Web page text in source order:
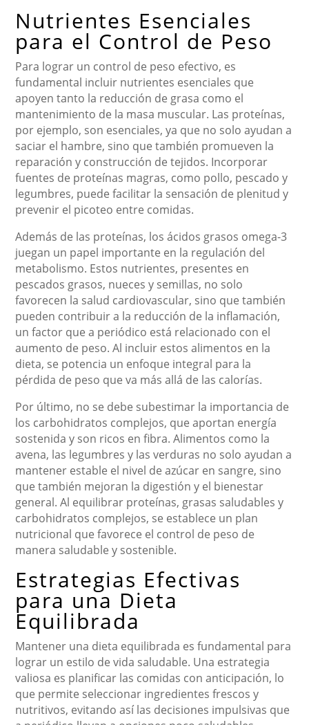
Nutrientes Esenciales
para el Control de Peso
Para lograr un control de peso efectivo, es
fundamental incluir nutrientes esenciales que
apoyen tanto la reducción de grasa como el
mantenimiento de la masa muscular. Las proteínas,
por ejemplo, son esenciales, ya que no solo ayudan a
saciar el hambre, sino que también promueven la
reparación y construcción de tejidos. Incorporar
fuentes de proteínas magras, como pollo, pescado y
legumbres, puede facilitar la sensación de plenitud y
prevenir el picoteo entre comidas.
Además de las proteínas, los ácidos grasos omega-3
juegan un papel importante en la regulación del
metabolismo. Estos nutrientes, presentes en
pescados grasos, nueces y semillas, no solo
favorecen la salud cardiovascular, sino que también
pueden contribuir a la reducción de la inflamación,
un factor que a periódico está relacionado con el
aumento de peso. Al incluir estos alimentos en la
dieta, se potencia un enfoque integral para la
pérdida de peso que va más allá de las calorías.
Por último, no se debe subestimar la importancia de
los carbohidratos complejos, que aportan energía
sostenida y son ricos en fibra. Alimentos como la
avena, las legumbres y las verduras no solo ayudan a
mantener estable el nivel de azúcar en sangre, sino
que también mejoran la digestión y el bienestar
general. Al equilibrar proteínas, grasas saludables y
carbohidratos complejos, se establece un plan
nutricional que favorece el control de peso de
manera saludable y sostenible.
Estrategias Efectivas
para una Dieta
Equilibrada
Mantener una dieta equilibrada es fundamental para
lograr un estilo de vida saludable. Una estrategia
valiosa es planificar las comidas con anticipación, lo
que permite seleccionar ingredientes frescos y
nutritivos, evitando así las decisiones impulsivas que